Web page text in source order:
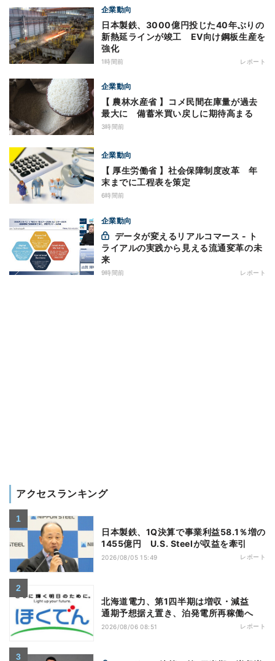
企業動向
日本製鉄、3000億円投じた40年ぶりの
新熱延ラインが竣工 EV向け鋼板生産を
強化
1時間前 レポート
企業動向
【 農林水産省 】コメ民間在庫量が過去
最大に 備蓄米買い戻しに期待高まる
3時間前
企業動向
【 厚生労働省 】社会保障制度改革 年
末までに工程表を策定
6時間前
企業動向
ライアルの実践から見える流通変革の未
来
9時間前 レポート
アクセスランキング
日本製鉄、1Q決算で事業利益58.1％増の
1455億円 U.S. Steelが収益を牽引
2026/08/05 15:49 レポート
北海道電力、第1四半期は増収・減益
通期予想据え置き、泊発電所再稼働へ
2026/08/06 08:51 レポート